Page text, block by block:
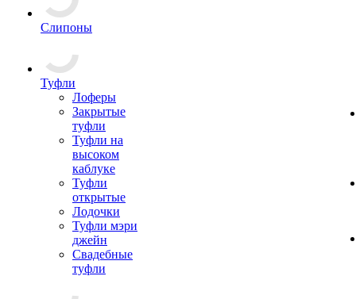
Слипоны
Туфли
Лоферы
Закрытые
туфли
Туфли на
высоком
каблуке
Туфли
открытые
Лодочки
Туфли мэри
джейн
Свадебные
туфли